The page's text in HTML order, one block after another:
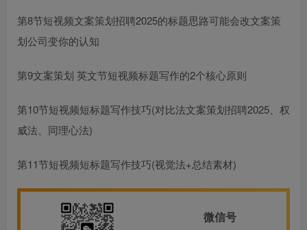
第8节短视频文案策划招聘2025的标题思路可能会改文案策
划公司变你的认知
第9文案策划 英文节短视频标题写作的2个核心原则
第10节短视频短标题写作技巧(对比法文案策划招聘2025 、权
威法、同理心法)
第11节短视频短标题写作技巧(视觉法+总结素材)
微信号